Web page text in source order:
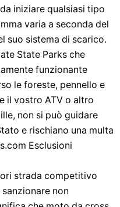
iniziare qualsiasi tipo
varia a seconda del
suo sistema di scarico.
State Parks che
funzionante
le foreste, pennello e
il vostro ATV o altro
non si può guidare
e rischiano una multa
Esclusioni
strada competitivo
non